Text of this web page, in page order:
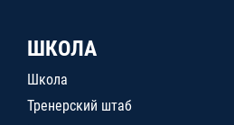
ШКОЛА
Школа
Тренерский штаб